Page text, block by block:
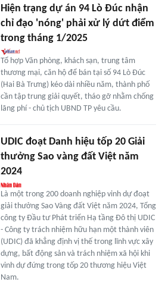
Hiện trạng dự án 94 Lò Đúc nhận
chỉ đạo 'nóng' phải xử lý dứt điểm
trong tháng 1/2025
Tổ hợp Văn phòng, khách sạn, trung tâm
thương mại, căn hộ để bán tại số 94 Lò Đúc
(Hai Bà Trưng) kéo dài nhiều năm, thành phố
cần tập trung giải quyết, tháo gỡ nhằm chống
lãng phí - chủ tịch UBND TP yêu cầu.
UDIC đoạt Danh hiệu tốp 20 Giải
thưởng Sao vàng đất Việt năm
2024
Là một trong 200 doanh nghiệp vinh dự đoạt
giải thưởng Sao Vàng đất Việt năm 2024, Tổng
công ty Đầu tư Phát triển Hạ tầng Đô thị UDIC
- Công ty trách nhiệm hữu hạn một thành viên
(UDIC) đã khẳng định vị thế trong lĩnh vực xây
dựng, bất động sản và trách nhiệm xã hội khi
vinh dự đứng trong tốp 20 thương hiệu Việt
Nam.